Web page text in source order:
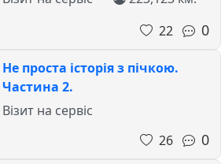
22
0
Не проста історія з пічкою.
Частина 2.
Візит на сервіс
26
0